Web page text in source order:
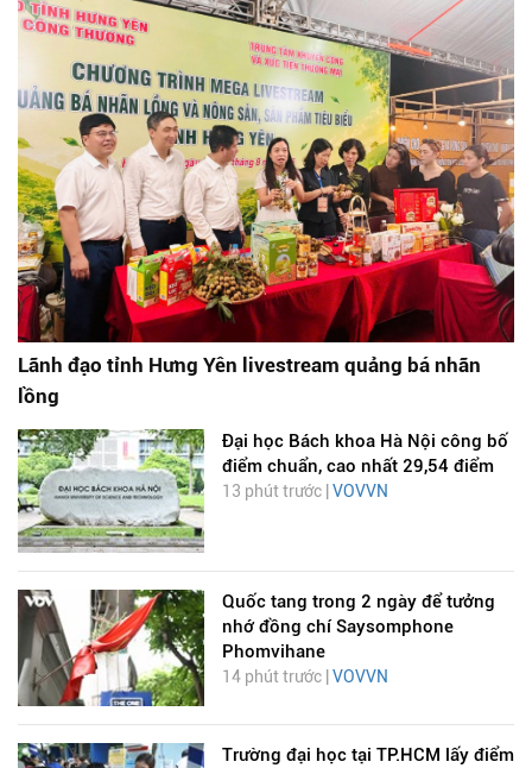
Lãnh đạo tỉnh Hưng Yên livestream quảng bá nhãn
lồng
Đại học Bách khoa Hà Nội công bố
điểm chuẩn, cao nhất 29,54 điểm
13 phút trước | VOVVN
Quốc tang trong 2 ngày để tưởng
nhớ đồng chí Saysomphone
Phomvihane
14 phút trước | VOVVN
Trường đại học tại TP.HCM lấy điểm